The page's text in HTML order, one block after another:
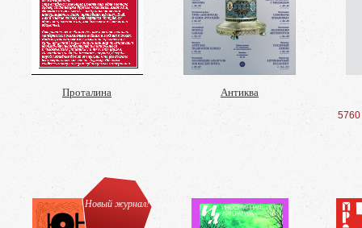
Проталина Антиква
5760
Новый журнал!